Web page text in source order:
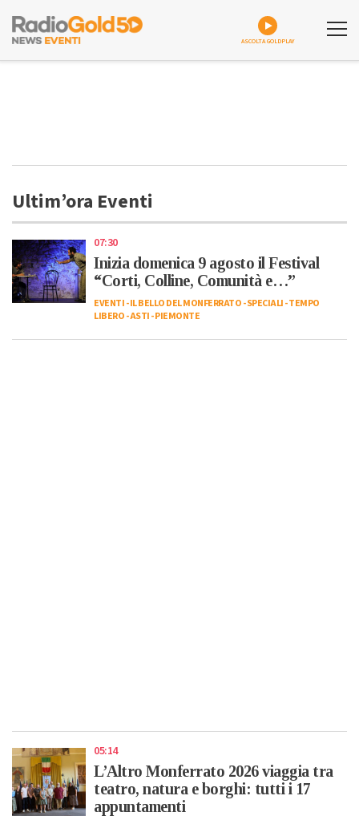
ASCOLTA GOLDPLAY
Ultim’ora Eventi
07:30
Inizia domenica 9 agosto il Festival
“Corti, Colline, Comunità e…”
EVENTI-IL BELLO DEL MONFERRATO-SPECIALI-TEMPO
LIBERO-ASTI-PIEMONTE
05:14
L’Altro Monferrato 2026 viaggia tra
teatro, natura e borghi: tutti i 17
appuntamenti